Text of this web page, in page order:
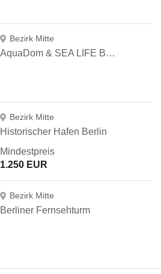
Bezirk Mitte
AquaDom & SEA LIFE Berlin
Bezirk Mitte
Historischer Hafen Berlin
Mindestpreis
1.250 EUR
Bezirk Mitte
Berliner Fernsehturm